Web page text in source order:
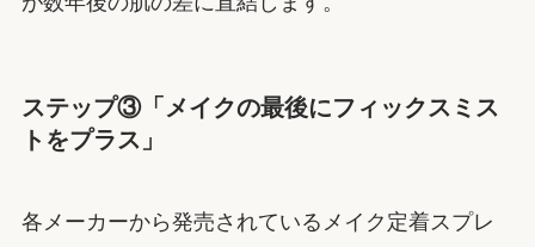
ステップ③「メイクの最後にフィックスミス
トをプラス」
各メーカーから発売されているメイク定着スプレ